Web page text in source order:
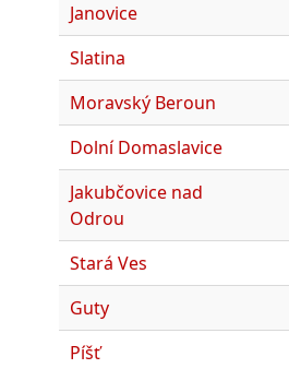
Janovice
Slatina
Moravský Beroun
Dolní Domaslavice
Jakubčovice nad
Odrou
Stará Ves
Guty
Píšť